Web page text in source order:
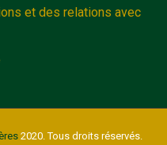
et des relations avec
2020. Tous droits réservés.